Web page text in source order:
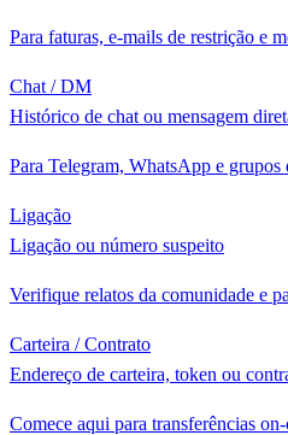
Para faturas, e-mails de restrição e
Chat / DM
Histórico de chat ou mensagem
Para Telegram, WhatsApp e grupos
Ligação
Ligação ou número suspeito
Verifique relatos da comunidade e
Carteira / Contrato
Endereço de carteira, token ou
Comece aqui para transferências